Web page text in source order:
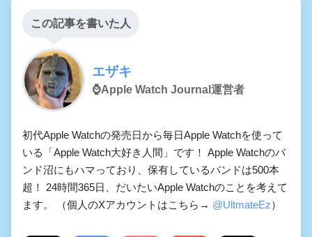
この記事を書いた人
エザキ
⌚️Apple Watch Journal運営者
初代Apple Watchの発売日から毎日Apple Watchを使って
いる「Apple Watch大好き人間」です！ Apple Watchのバ
ンド沼にもハマっており、保有しているバンドは500本
超！ 24時間365日、だいたいApple Watchのことを考えて
ます。 （個人のXアカウントはこちら→ @UltmateEz）